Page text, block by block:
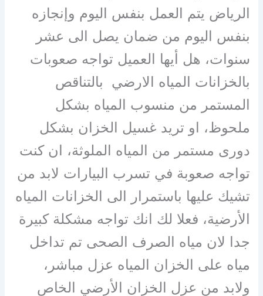
الرياض يتم العمل بنفس اليوم وإنجازه
بنفس اليوم من ضمان يصل الى عشر
سنوات، هل أيها العميل تواجه صعوبات
بالخزانات المياه الارضي بالتناقص
المستمر من منسوب المياه بشكل
ملحوظ، او تريد غسيل الخزان بشكل
دورى مستمر من المياه الملوثة، ان كنت
تواجه صعوبة في تسرب البيارات لابد من
تشيك عليها باستمرار الى الخزانات المياه
الأرضية، فعلا لك انك تواجه مشكلة كبيرة
جدا لان مياه الصرف الصحى تم تداخل
مياه على الخزان المياه عزل مباشر،
ولابد من عزل الخزان الأرضي الخاص